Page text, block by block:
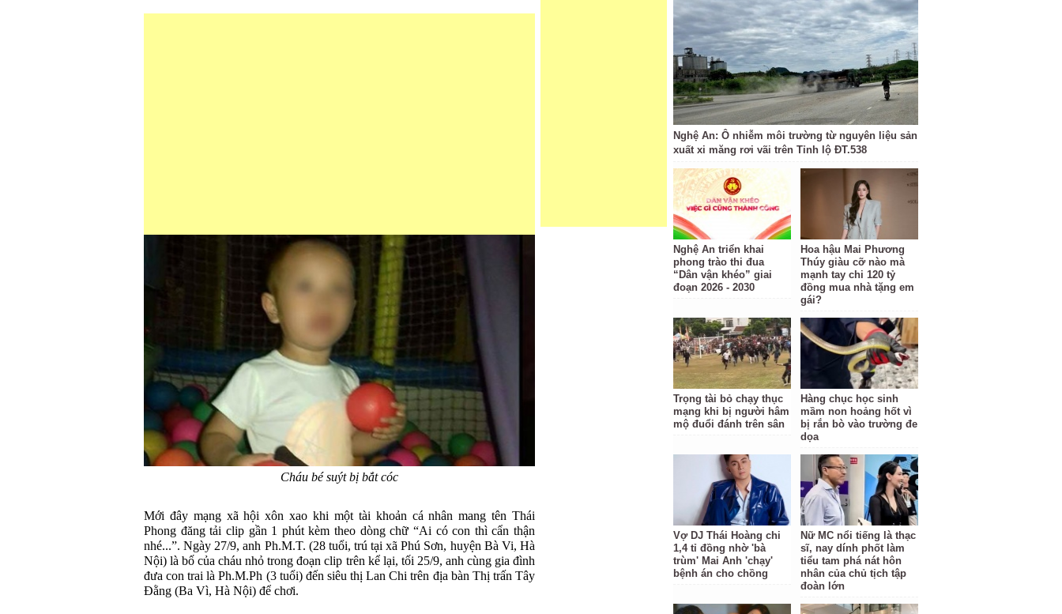
Cháu bé suýt bị bắt cóc
Mới đây mạng xã hội xôn xao khi một tài khoản cá nhân mang tên Thái
Phong đăng tải clip gần 1 phút kèm theo dòng chữ “Ai có con thì cẩn thận
nhé...”. Ngày 27/9, anh Ph.M.T. (28 tuổi, trú tại xã Phú Sơn, huyện Bà Vi, Hà
Nội) là bố của cháu nhỏ trong đoạn clip trên kể lại, tối 25/9, anh cùng gia đình
đưa con trai là Ph.M.Ph (3 tuổi) đến siêu thị Lan Chi trên địa bàn Thị trấn Tây
Đằng (Ba Vì, Hà Nội) để chơi.
Nghệ An: Ô nhiễm môi trường từ nguyên liệu sản
xuất xi măng rơi vãi trên Tỉnh lộ ĐT.538
Nghệ An triển khai
phong trào thi đua
“Dân vận khéo” giai
đoạn 2026 - 2030
Hoa hậu Mai Phương
Thúy giàu cỡ nào mà
mạnh tay chi 120 tỷ
đồng mua nhà tặng em
gái?
Trọng tài bỏ chạy thục
mạng khi bị người hâm
mộ đuổi đánh trên sân
Hàng chục học sinh
mầm non hoảng hốt vì
bị rắn bò vào trường đe
dọa
Vợ DJ Thái Hoàng chi
1,4 tỉ đồng nhờ 'bà
trùm' Mai Anh 'chạy'
bệnh án cho chồng
Nữ MC nổi tiếng là thạc
sĩ, nay dính phốt làm
tiểu tam phá nát hôn
nhân của chủ tịch tập
đoàn lớn